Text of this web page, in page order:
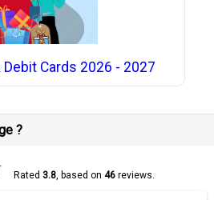
Debit Cards 2026 - 2027
?
Rated 3.8, based on 46reviews.